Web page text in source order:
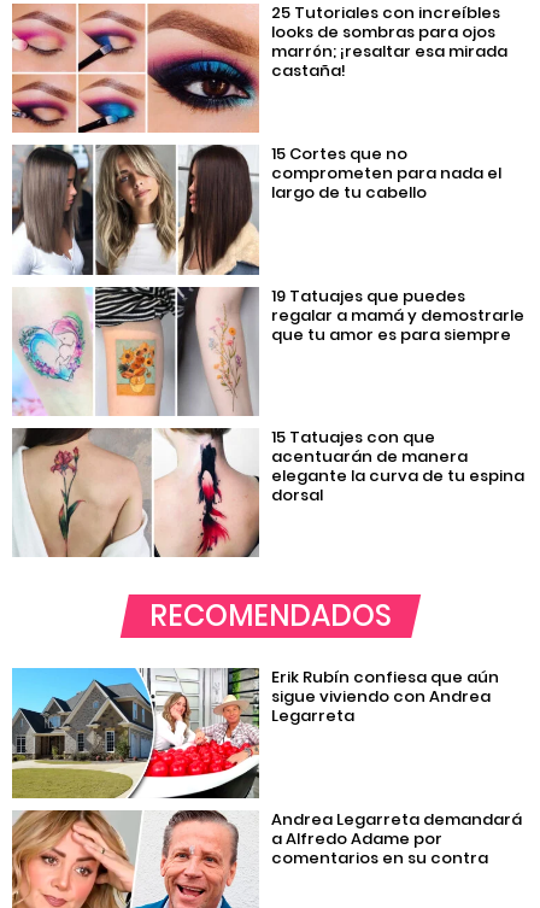
25 Tutoriales con increíbles
looks de sombras para ojos
marrón; ¡resaltar esa mirada
castaña!
15 Cortes que no
comprometen para nada el
largo de tu cabello
19 Tatuajes que puedes
regalar a mamá y demostrarle
que tu amor es para siempre
15 Tatuajes con que
acentuarán de manera
elegante la curva de tu espina
dorsal
RECOMENDADOS
Erik Rubín confiesa que aún
sigue viviendo con Andrea
Legarreta
Andrea Legarreta demandará
a Alfredo Adame por
comentarios en su contra